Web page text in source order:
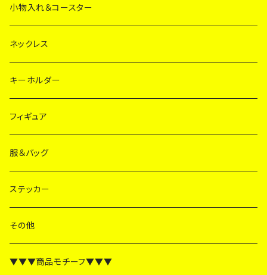
小物入れ＆コースター
ネックレス
キーホルダー
フィギュア
服＆バッグ
ステッカー
その他
▼▼▼商品モチーフ▼▼▼